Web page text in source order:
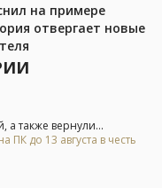
на примере
отвергает новые
также вернули...
ПК до 13 августа в честь